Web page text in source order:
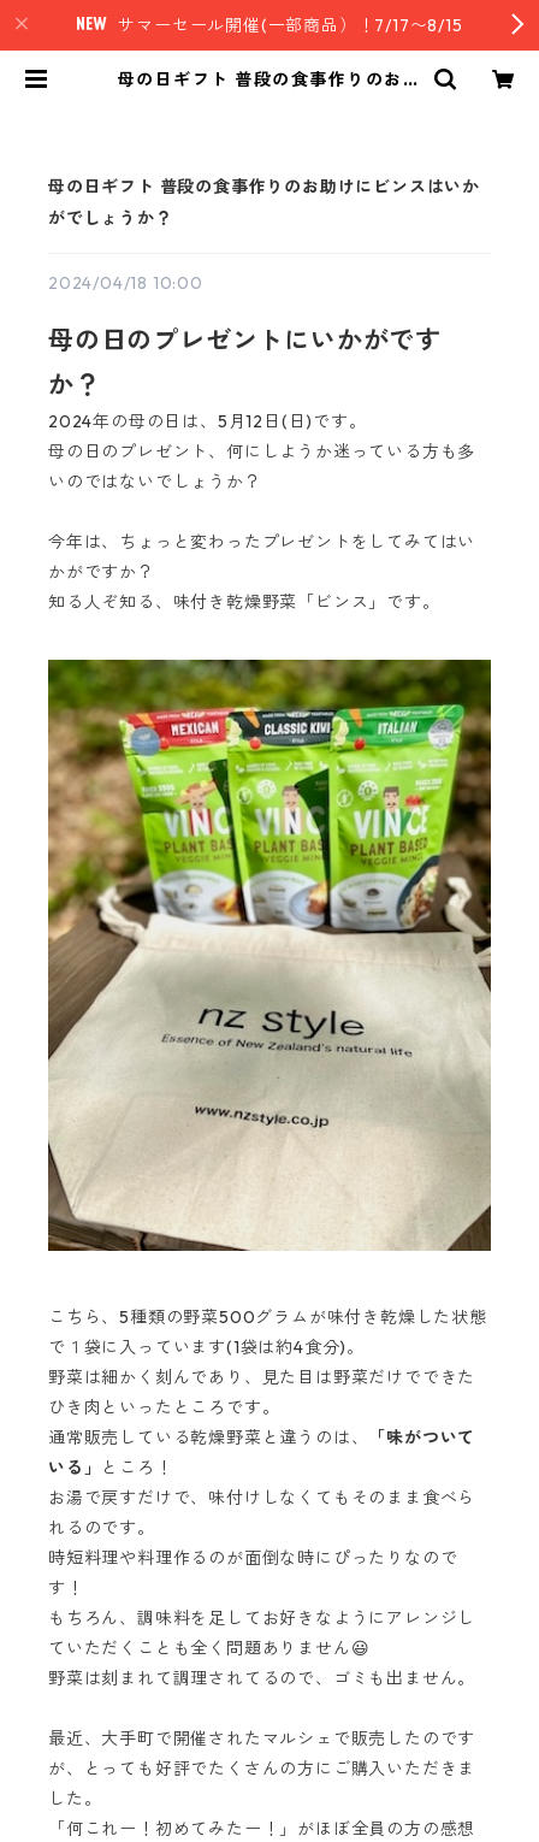
サマーセール開催(一部商品）！7/17〜8/15
母の日ギフト 普段の食事作りのお助
母の日ギフト 普段の食事作りのお助けにビンスはいか
がでしょうか？
2024/04/18 10:00
母の日のプレゼントにいかがです
か？
2024年の母の日は、5月12日(日)です。
母の日のプレゼント、何にしようか迷っている方も多
いのではないでしょうか？
今年は、ちょっと変わったプレゼントをしてみてはい
かがですか？
知る人ぞ知る、味付き乾燥野菜「ビンス」です。
こちら、5種類の野菜500グラムが味付き乾燥した状態
で１袋に入っています(1袋は約4食分)。
野菜は細かく刻んであり、見た目は野菜だけでできた
ひき肉といったところです。
通常販売している乾燥野菜と違うのは、
「味がついて
いる」
ところ！
お湯で戻すだけで、味付けしなくてもそのまま食べら
れるのです。
時短料理や料理作るのが面倒な時にぴったりなので
す！
もちろん、調味料を足してお好きなようにアレンジし
ていただくことも全く問題ありません😃
野菜は刻まれて調理されてるので、ゴミも出ません。
最近、大手町で開催されたマルシェで販売したのです
が、とっても好評でたくさんの方にご購入いただきま
した。
「何これー！初めてみたー！」がほぼ全員の方の感想